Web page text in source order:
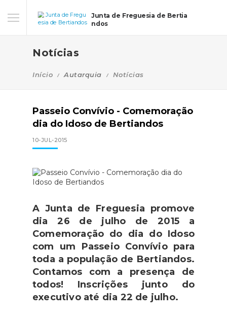
Junta de Freguesia de Bertia
ndos
Notícias
Início Autarquia Notícias
Passeio Convívio - Comemoração
dia do Idoso de Bertiandos
10-JUL-2015
A Junta de Freguesia promove
dia 26 de julho de 2015 a
Comemoração do dia do Idoso
com um Passeio Convívio para
toda a população de Bertiandos.
Contamos com a presença de
todos! Inscrições junto do
executivo até dia 22 de julho.